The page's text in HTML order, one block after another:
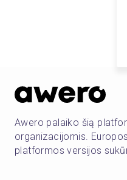
Awero palaiko šią
organizacijomis.
platformos versijos